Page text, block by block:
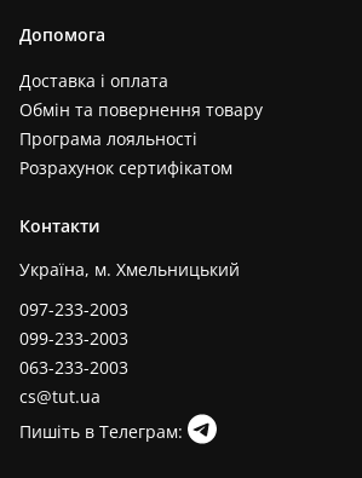
Допомога
Доставка і оплата
Обмін та повернення товару
Програма лояльності
Розрахунок сертифікатом
Контакти
Україна, м. Хмельницький
097-233-2003
099-233-2003
063-233-2003
cs@tut.ua
Пишіть в Телеграм: